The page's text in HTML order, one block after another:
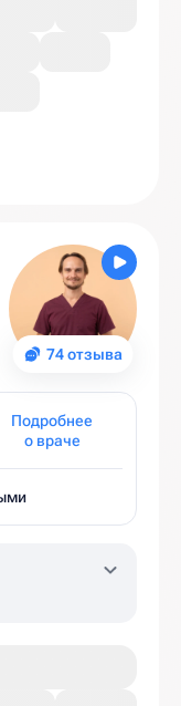
74 отзыва
Подробнее
о враче